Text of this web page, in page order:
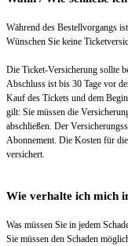
Während des Bestellvorgangs
Wünschen Sie keine
Die Ticket-Versicherung sollte
Abschluss ist bis 30 Tage vor
Kauf des Tickets und dem
gilt: Sie müssen die
abschließen. Der
Abonnement. Die Kosten für
versichert.
Wie verhalte ich mich
Was müssen Sie in jedem
Sie müssen den Schaden